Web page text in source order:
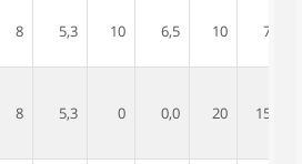
8 5,3 10 6,5 10 7,7
8 5,3 0 0,0 20 15,4